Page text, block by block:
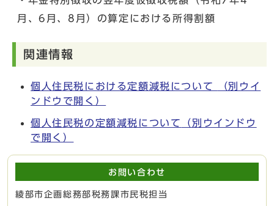
月、6月、8月）の算定における所得割額
関連情報
個人住民税における定額減税について
（別ウイ
ンドウで開く）
個人住民税の定額減税について
（別ウインドウ
で開く）
お問い合わせ
綾部市企画総務部税務課市民税担当